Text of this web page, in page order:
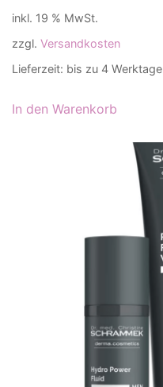
inkl. 19 % MwSt.
zzgl. Versandkosten
Lieferzeit: bis zu 4 Werktage
In den Warenkorb